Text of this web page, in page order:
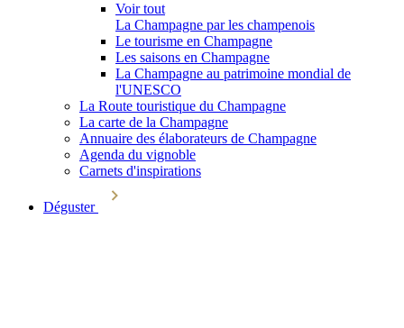
Voir tout
La Champagne par les champenois
Le tourisme en Champagne
Les saisons en Champagne
La Champagne au patrimoine mondial de
l'UNESCO
La Route touristique du Champagne
La carte de la Champagne
Annuaire des élaborateurs de Champagne
Agenda du vignoble
Carnets d'inspirations
Déguster